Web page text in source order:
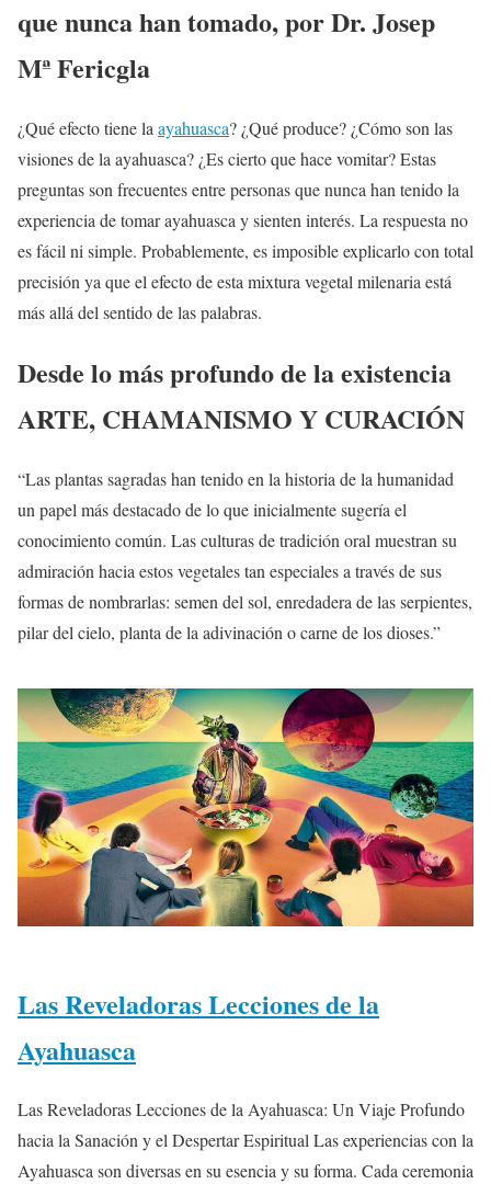
que nunca han tomado, por Dr. Josep
Mª Fericgla
¿Qué efecto tiene la ayahuasca? ¿Qué produce? ¿Cómo son las
visiones de la ayahuasca? ¿Es cierto que hace vomitar? Estas
preguntas son frecuentes entre personas que nunca han tenido la
experiencia de tomar ayahuasca y sienten interés. La respuesta no
es fácil ni simple. Probablemente, es imposible explicarlo con total
precisión ya que el efecto de esta mixtura vegetal milenaria está
más allá del sentido de las palabras.
Desde lo más profundo de la existencia
ARTE, CHAMANISMO Y CURACIÓN
“Las plantas sagradas han tenido en la historia de la humanidad
un papel más destacado de lo que inicialmente sugería el
conocimiento común. Las culturas de tradición oral muestran su
admiración hacia estos vegetales tan especiales a través de sus
formas de nombrarlas: semen del sol, enredadera de las serpientes,
pilar del cielo, planta de la adivinación o carne de los dioses.”
Las Reveladoras Lecciones de la
Ayahuasca
Las Reveladoras Lecciones de la Ayahuasca: Un Viaje Profundo
hacia la Sanación y el Despertar Espiritual Las experiencias con la
Ayahuasca son diversas en su esencia y su forma. Cada ceremonia